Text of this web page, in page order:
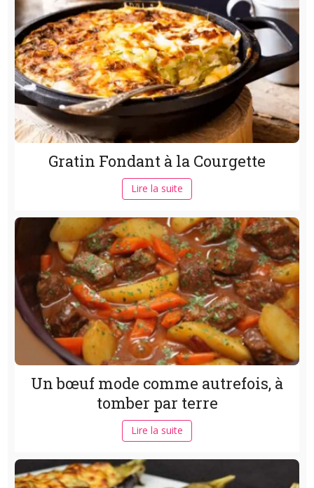
Gratin Fondant à la Courgette
Lire la suite
Un bœuf mode comme autrefois, à
tomber par terre
Lire la suite